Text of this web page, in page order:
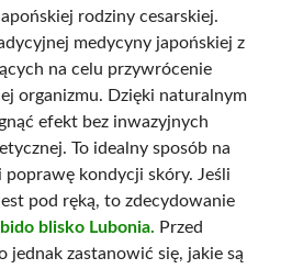
rodziny cesarskiej.
medycyny japońskiej z
na celu przywrócenie
organizmu. Dzięki naturalnym
efekt bez inwazyjnych
To idealny sposób na
poprawę kondycji skóry. Jeśli
pod ręką, to zdecydowanie
blisko Lubonia. Przed
jednak zastanowić się, jakie są